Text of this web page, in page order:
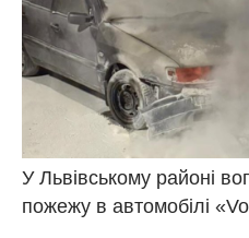
У Львівському районі
пожежу в автомобілі